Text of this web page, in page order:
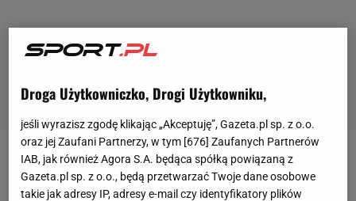
Jednym z pierwszych klubów piłkarskich w Europie,
który wyraził stanowczy sprzeciw wobec agresji
Droga Użytkowniczko, Drogi Użytkowniku,
jeśli wyrazisz zgodę klikając „Akceptuję”, Gazeta.pl sp. z o.o.
oraz jej Zaufani Partnerzy, w tym [676] Zaufanych Partnerów
IAB, jak również Agora S.A. będąca spółką powiązaną z
Gazeta.pl sp. z o.o., będą przetwarzać Twoje dane osobowe
takie jak adresy IP, adresy e-mail czy identyfikatory plików